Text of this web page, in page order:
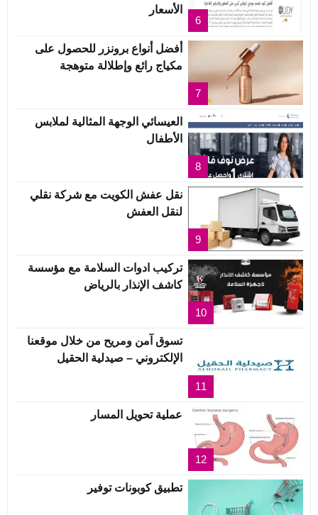
6
الأسعار
7
أفضل أنواع برونزر للحصول على
مكياج رائع وإطلالة متوهجة
8
العيسائي الوجهة المثالية لملابس
الأطفال
9
نقل عفش الكويت مع شركة نقلي
لنقل العفش
10
تركيب ادوات السلامة مع مؤسسة
كاشف الإنذار بالرياض
11
تسوق آمن ومريح من خلال موقعنا
الإلكتروني – صيدلية الحقيل
12
عملية تحويل المسار
تطبيق كوبونات توفير